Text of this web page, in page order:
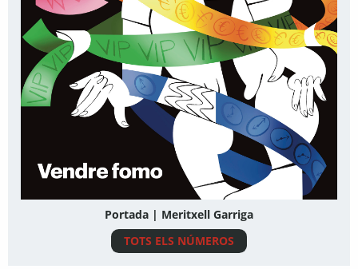
Portada | Meritxell Garriga
TOTS ELS NÚMEROS